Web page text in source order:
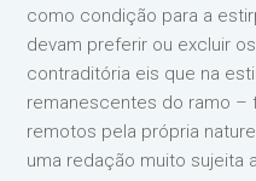
como condição para a
devam preferir ou excluir
contraditória eis que na
remanescentes do ramo –
remotos pela própria
uma redação muito sujeita